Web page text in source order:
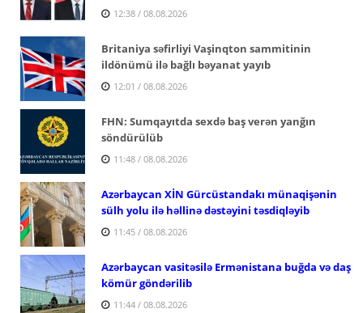
12:38 / 08.08.2026
Britaniya səfirliyi Vaşinqton sammitinin
ildönümü ilə bağlı bəyanat yayıb
12:01 / 08.08.2026
FHN: Sumqayıtda sexdə baş verən yanğın
söndürülüb
11:48 / 08.08.2026
Azərbaycan XİN Gürcüstandakı münaqişənin
sülh yolu ilə həllinə dəstəyini təsdiqləyib
11:45 / 08.08.2026
Azərbaycan vasitəsilə Ermənistana buğda və daş
kömür göndərilib
11:44 / 08.08.2026